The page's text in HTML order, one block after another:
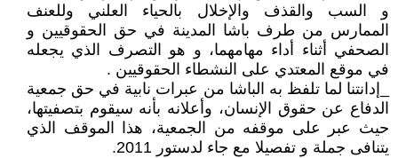
و السب والقذف والإخلال بالحياء العلني وللعنف
الممارس من طرف باشا المدينة في حق الحقوقيين و
الصحفي أثناء أداء مهامهما، و هو التصرف الذي يجعله
في موقع المعتدي على النشطاء الحقوقيين .
_إدانتنا لما تلفظ به الباشا من عبرات نابية في حق جمعية
الدفاع عن حقوق الإنسان، وأعلانه بأنه سيقوم بتصفيتها،
حيث عبر على موقفه من الجمعية، هذا الموقف الذي
يتنافى جملة و تفصيلا مع جاء لدستور 2011.